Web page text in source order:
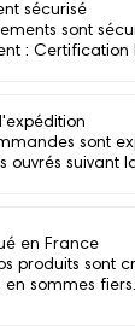
sécurisé
sont
: Certification
sont
ouvrés suivant
en France
produits sont
en sommes fiers.